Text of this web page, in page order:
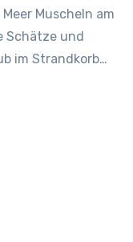
Muscheln am
Schätze und
im Strandkorb…